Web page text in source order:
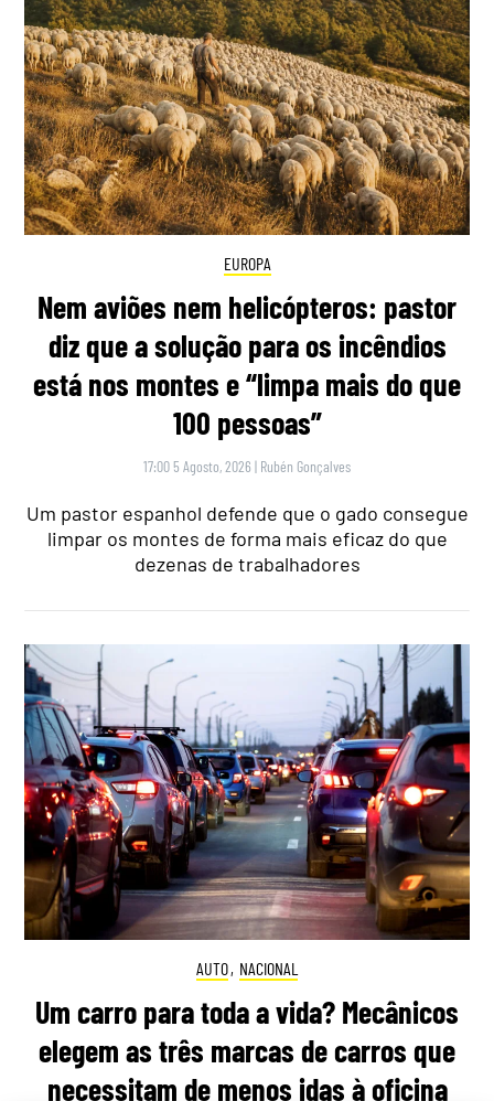
EUROPA
Nem aviões nem helicópteros: pastor
diz que a solução para os incêndios
está nos montes e “limpa mais do que
100 pessoas”
17:00 5 Agosto, 2026 | Rubén Gonçalves
Um pastor espanhol defende que o gado consegue
limpar os montes de forma mais eficaz do que
dezenas de trabalhadores
AUTO, NACIONAL
Um carro para toda a vida? Mecânicos
elegem as três marcas de carros que
necessitam de menos idas à oficina